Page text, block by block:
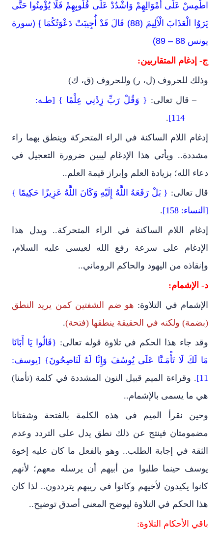
اطْمِسْ عَلَى أَمْوَالِهِمْ وَاشْدُدْ عَلَى قُلُوبِهِمْ فَلَا يُؤْمِنُوا حَتَّى
يَرَوُا الْعَذَابَ الْأَلِيمَ (88) قَالَ قَدْ أُجِيبَتْ دَعْوَتُكُمَا } (سورة
يونس 88 – 89)
ج- إدغام المتقاربين:
وذلك للحروف (ل، ر) وللحروف (ق، ك)
– قال تعالى: { وَقُلْ رَبِّ زِدْنِي عِلْمًا } [طـه:
114]
.
إدغام اللام الساكنة في الراء المتحركة وينطق بهما راء
مشددة.. ويأتي هذا الإدغام ليبين ضرورة التعجيل في
دعاء الله؛ بزيادة العلم وإبراز قيمة العلم..
قال تعالى: { بَلْ رَفَعَهُ اللَّهُ إِلَيْهِ وَكَانَ اللَّهُ عَزِيزًا حَكِيمًا }
[النساء: 158]
.
إدغام اللام الساكنة في الراء المتحركة.. ويدل هذا
الإدغام على سرعة رفع الله لعيسى عليه السلام،
وإنقاذه من اليهود والحاكم الروماني..
د- الإشمام:
الإشمام في التلاوة: هو ضم الشفتين كمن يريد النطق
(بضمة) ولكنه في الحقيقة ينطقها (فتحة).
وقد جاء هذا الحكم في تلاوة قوله تعالى: {قَالُوا يَا أَبَانَا
مَا لَكَ لَا تَأْمَـنَّا عَلَى يُوسُفَ وَإِنَّا لَهُ لَنَاصِحُونَ} [يوسف:
11] . وقراءة الميم قبيل النون المشددة في كلمة (تأمنا)
هي ما يسمى بالإشمام..
وحين نقرأ الميم في هذه الكلمة بالفتحة وشفتانا
مضمومتان فينتج عن ذلك نطق يدل على التردد وعدم
الثقة في إجابة الطلب.. وهو بالفعل ما كان عليه إخوة
يوسف حينما طلبوا من أبيهم أن يرسله معهم؛ لأنهم
كانوا يكيدون لأخيهم وكانوا في ريبهم يترددون.. لذا كان
هذا الحكم في التلاوة ليوضح المعنى أصدق توضيح..
باقي الأحكام التلاوة: